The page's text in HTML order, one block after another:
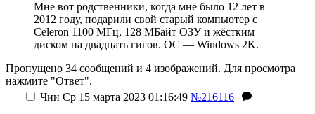
Мне вот родственники, когда мне было 12 лет в
2012 году, подарили свой старый компьютер с
Celeron 1100 МГц, 128 МБайт ОЗУ и жёстким
диском на двадцать гигов. ОС — Windows 2K.
Пропущено 34 сообщений и 4 изображений. Для просмотра
нажмите "Ответ".
Чии Ср 15 марта 2023 01:16:49 №216116